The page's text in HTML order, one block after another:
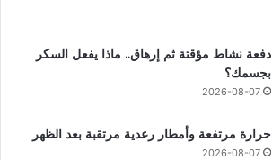
دفعة نشاط مؤقتة ثم إرهاق.. ماذا يفعل السكر
بجسمك؟
2026-08-07
حرارة مرتفعة وأمطار رعدية مرتقبة بعد الظهر
2026-08-07